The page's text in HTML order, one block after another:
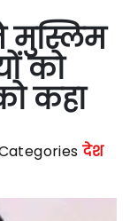
मुस्लिम
को
कहा
देश